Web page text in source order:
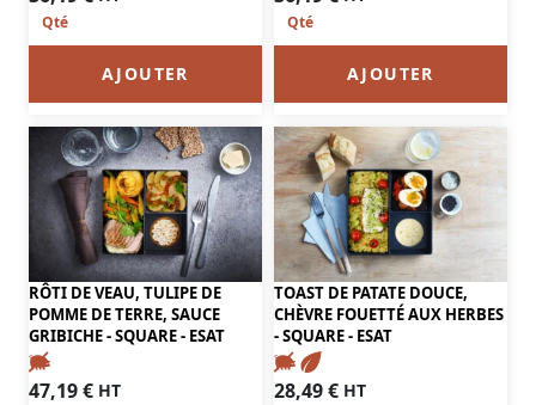
AJOUTER AJOUTER
RÔTI DE VEAU, TULIPE DE
POMME DE TERRE, SAUCE
GRIBICHE - SQUARE - ESAT
47,19€ HT
TOAST DE PATATE DOUCE,
CHÈVRE FOUETTÉ AUX HERBES
- SQUARE - ESAT
28,49€ HT